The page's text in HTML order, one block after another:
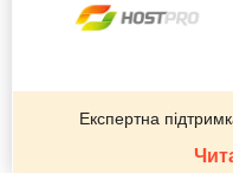
Експертна